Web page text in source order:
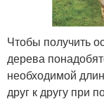
Чтобы получить
дерева
необходимой
друг к другу при